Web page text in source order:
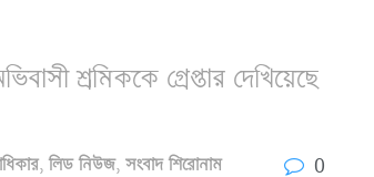
শ্রমিককে গ্রেপ্তার দেখিয়েছে
,লিড নিউজ, সংবাদ শিরোনাম 0